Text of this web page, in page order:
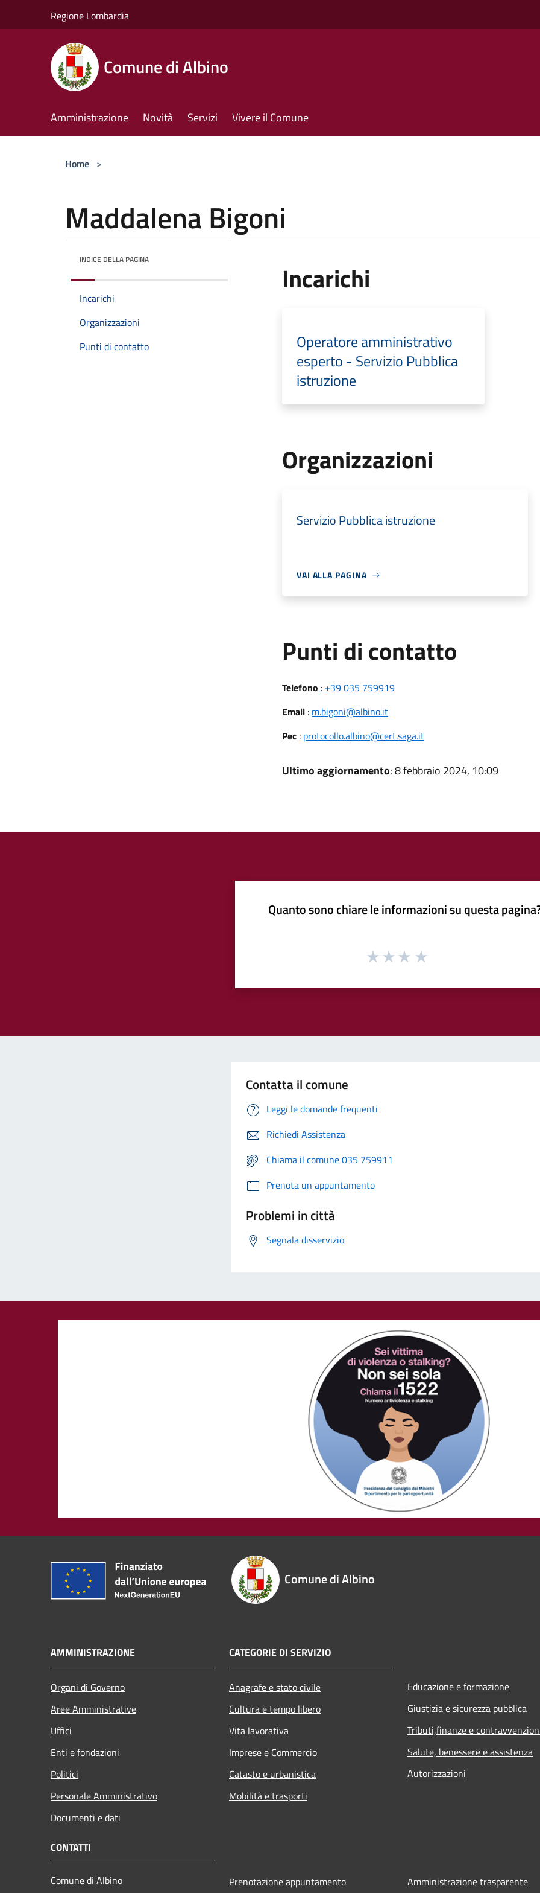
Regione Lombardia
Comune di Albino
Amministrazione Novità Servizi Vivere il Comune
Home >
Maddalena Bigoni
INDICE DELLA PAGINA
Incarichi
Organizzazioni
Punti di contatto
Incarichi
Operatore amministrativo
esperto - Servizio Pubblica
istruzione
Organizzazioni
Servizio Pubblica istruzione
VAI ALLA PAGINA
Punti di contatto
Telefono : +39 035 759919
Email: m.bigoni@albino.it
Pec: protocollo.albino@cert.saga.it
Ultimo aggiornamento: 8 febbraio 2024, 10:09
Quanto sono chiare le informazioni su questa
Contatta il comune
Leggi le domande frequenti
Richiedi Assistenza
Chiama il comune 035 759911
Prenota un appuntamento
Problemi in città
Segnala disservizio
Comune di Albino
AMMINISTRAZIONE
Organi di Governo
Aree Amministrative
Uffici
Enti e fondazioni
Politici
Personale Amministrativo
Documenti e dati
CATEGORIE DI SERVIZIO
Anagrafe e stato civile
Cultura e tempo libero
Vita lavorativa
Imprese e Commercio
Catasto e urbanistica
Mobilità e trasporti
Educazione e formazione
Giustizia e sicurezza pubblica
Tributi,finanze e
Salute, benessere e assistenza
Autorizzazioni
CONTATTI
Comune di Albino
Prenotazione appuntamento Amministrazione trasparente